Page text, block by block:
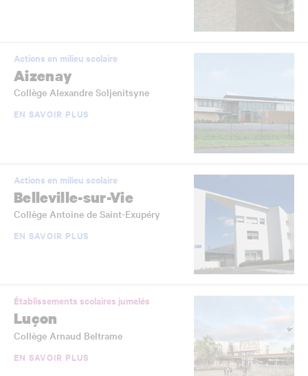
Actions en milieu scolaire
Aizenay
Collège Alexandre Soljenitsyne
EN SAVOIR PLUS
Actions en milieu scolaire
Belleville-sur-Vie
Collège Antoine de Saint-Exupéry
EN SAVOIR PLUS
Établissements scolaires jumelés
Luçon
Collège Arnaud Beltrame
EN SAVOIR PLUS